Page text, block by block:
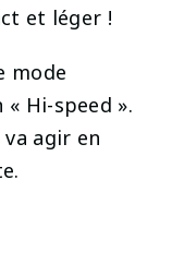
et léger !
mode
Hi-speed ».
agir en